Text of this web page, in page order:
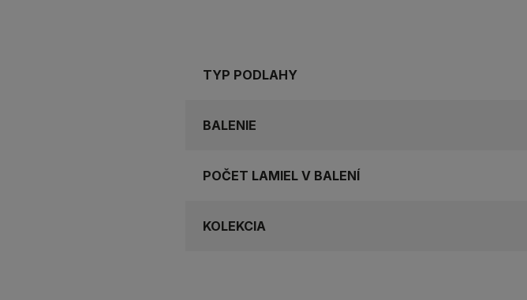
TYP PODLAHY
BALENIE
POČET LAMIEL V BALENÍ
KOLEKCIA